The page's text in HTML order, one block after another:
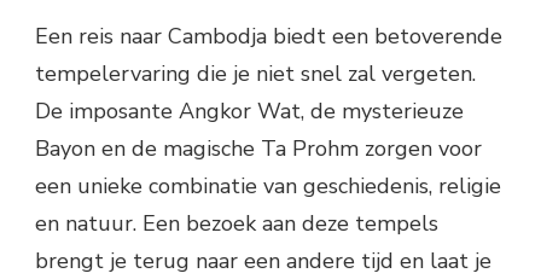
Een reis naar Cambodja biedt een betoverende
tempelervaring die je niet snel zal vergeten.
De imposante Angkor Wat, de mysterieuze
Bayon en de magische Ta Prohm zorgen voor
een unieke combinatie van geschiedenis, religie
en natuur. Een bezoek aan deze tempels
brengt je terug naar een andere tijd en laat je